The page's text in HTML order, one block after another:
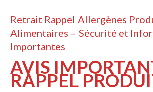
Retrait Rappel Allergènes
Alimentaires – Sécurité et
Importantes
AVIS
RAPPEL